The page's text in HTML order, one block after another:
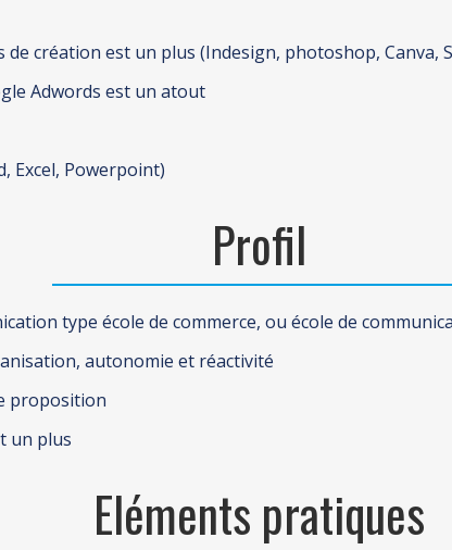
de création est un plus (Indesign, photoshop, Canva,
Adwords est un atout
Excel, Powerpoint)
Profil
type école de commerce, ou école de
autonomie et réactivité
proposition
un plus
Eléments pratiques